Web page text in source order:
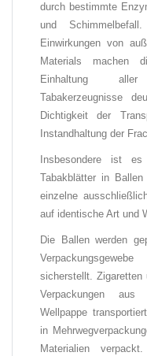
durch bestimmte
und
Einwirkungen von
Materials machen
Einhaltung aller
Tabakerzeugnisse
Dichtigkeit der
Instandhaltung der
Insbesondere ist
Tabakblätter in
einzelne
auf identische Art und
Die Ballen werden
sicherstellt. Zigaretten
Verpackungen aus
Wellpappe
in
Materialien